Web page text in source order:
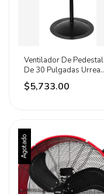
Ventilador De Pedestal
De 30 Pulgadas Urrea
76.2 Cm 60 Hz Negro
Plateado Aluminio 3
$5,733.00
Agotado